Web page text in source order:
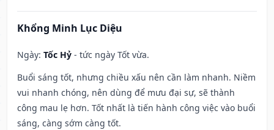
Khổng Minh Lục Diệu
Ngày: Tốc Hỷ - tức ngày Tốt vừa.
Buổi sáng tốt, nhưng chiều xấu nên cần làm nhanh. Niềm
vui nhanh chóng, nên dùng để mưu đại sự, sẽ thành
công mau lẹ hơn. Tốt nhất là tiến hành công việc vào buổi
sáng, càng sớm càng tốt.